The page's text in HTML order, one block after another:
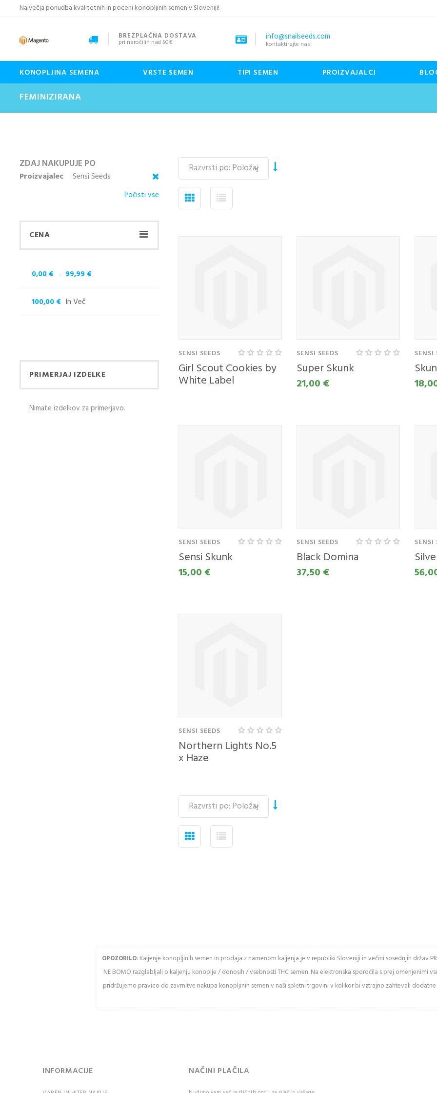
Največja ponudba kvalitetnih in poceni konopljinih semen v Sloveniji!
BREZPLAČNA DOSTAVA
pri naročilih nad 50€ info@snailseeds.com
kontaktirajte nas!
KONOPLJINA SEMENA VRSTE SEMEN TIPI SEMEN PROIZVAJALCI
FEMINIZIRANA
SENSI SEEDS
Girl Scout Cookies by
White Label
SENSI SEEDS
Super Skunk
21,00 €
SENSI
SENSI SEEDS
Sensi Skunk
15,00 €
SENSI SEEDS
Black Domina
37,50 €
SENSI
SENSI SEEDS
Northern Lights No.5
x Haze
ZDAJ NAKUPUJE PO
Proizvajalec Sensi Seeds
Počisti vse
CENA
0,00 € - 99,99 €
100,00 € In Več
PRIMERJAJ IZDELKE
Nimate izdelkov za primerjavo.
OPOZORILO: Kaljenje konopljinih semen in prodaja z namenom kaljenja je v republiki Sloveniji in večini sosednjih držav
NE BOMO razglabljali o kaljenju konoplje / donosih / vsebnosti THC semen. Na elektronska sporočila s prej omenjenimi
pridržujemo pravico do zavrnitve nakupa konopljinih semen v naši spletni trgovini v kolikor bi vztrajno zahtevali
INFORMACIJE NAČINI PLAČILA
KUPITE Z
VAŠEGA
RAČUNA
Email naslov
Osveži varnostno
PRIJAVA